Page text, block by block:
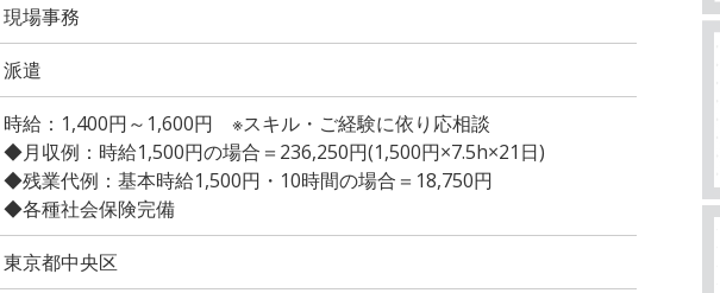
現場事務
派遣
時給：1,400円～1,600円 ※スキル・ご経験に依り応相談
◆月収例：時給1,500円の場合＝236,250円(1,500円×7.5h×21日)
◆残業代例：基本時給1,500円・10時間の場合＝18,750円
◆各種社会保険完備
東京都中央区